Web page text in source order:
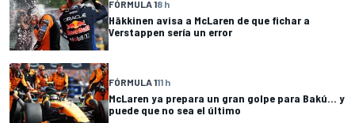
FÓRMULA 18 h
Häkkinen avisa a McLaren de que fichar a
Verstappen sería un error
FÓRMULA 111 h
McLaren ya prepara un gran golpe para Bakú... y
puede que no sea el último